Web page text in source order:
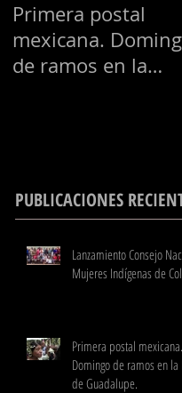
Primera postal
mexicana.
de ramos en la
PUBLICACIONES
Lanzamiento Consejo
Mujeres Indígenas de
Primera postal mexicana.
Domingo de ramos en la
de Guadalupe.